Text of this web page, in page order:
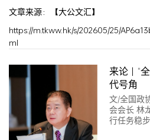
文章来源：【大公文汇】
https://m.tkww.hk/s/202605/25/
ml
来论｜“
代号角
文/全国政
会会长 林
行任务稳